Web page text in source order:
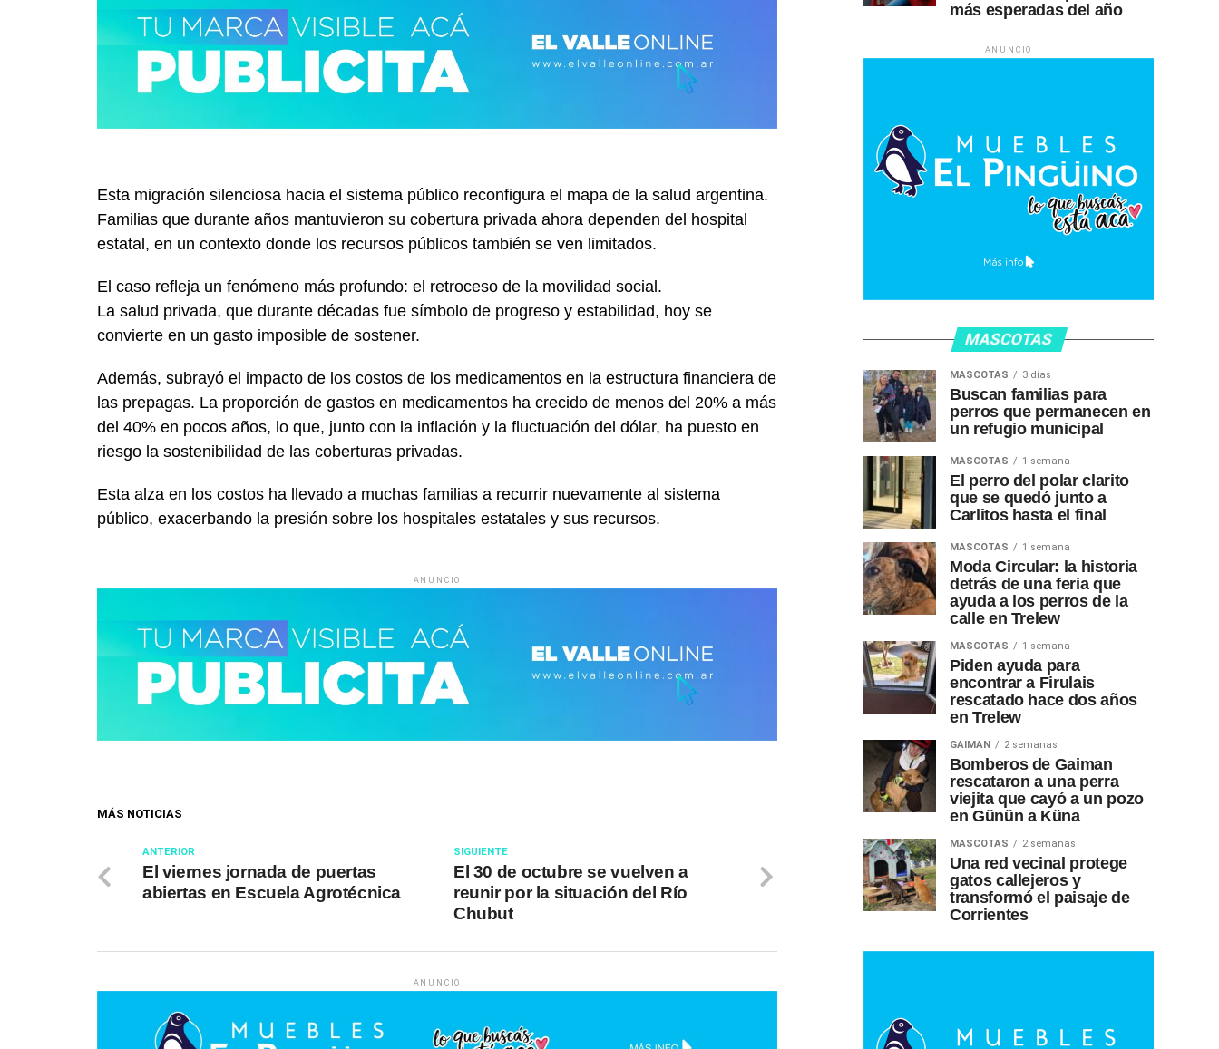
Esta migración silenciosa hacia el sistema público reconfigura el mapa de la salud argentina.
Familias que durante años mantuvieron su cobertura privada ahora dependen del hospital
estatal, en un contexto donde los recursos públicos también se ven limitados.
El caso refleja un fenómeno más profundo: el retroceso de la movilidad social.
La salud privada, que durante décadas fue símbolo de progreso y estabilidad, hoy se
convierte en un gasto imposible de sostener.
Además, subrayó el impacto de los costos de los medicamentos en la estructura financiera de
las prepagas. La proporción de gastos en medicamentos ha crecido de menos del 20% a más
del 40% en pocos años, lo que, junto con la inflación y la fluctuación del dólar, ha puesto en
riesgo la sostenibilidad de las coberturas privadas.
Esta alza en los costos ha llevado a muchas familias a recurrir nuevamente al sistema
público, exacerbando la presión sobre los hospitales estatales y sus recursos.
ANUNCIO
MÁS NOTICIAS
SIGUIENTE
El 30 de octubre se vuelven a
reunir por la situación del Río
Chubut
ANTERIOR
El viernes jornada de puertas
abiertas en Escuela Agrotécnica
ANUNCIO
más esperadas del año
ANUNCIO
MASCOTAS
MASCOTAS 3 días
Buscan familias para
perros que permanecen en
un refugio municipal
MASCOTAS 1 semana
El perro del polar clarito
que se quedó junto a
Carlitos hasta el final
MASCOTAS 1 semana
Moda Circular: la historia
detrás de una feria que
ayuda a los perros de la
calle en Trelew
MASCOTAS 1 semana
Piden ayuda para
encontrar a Firulais
rescatado hace dos años
en Trelew
GAIMAN 2 semanas
Bomberos de Gaiman
rescataron a una perra
viejita que cayó a un pozo
en Günün a Küna
MASCOTAS 2 semanas
Una red vecinal protege
gatos callejeros y
transformó el paisaje de
Corrientes